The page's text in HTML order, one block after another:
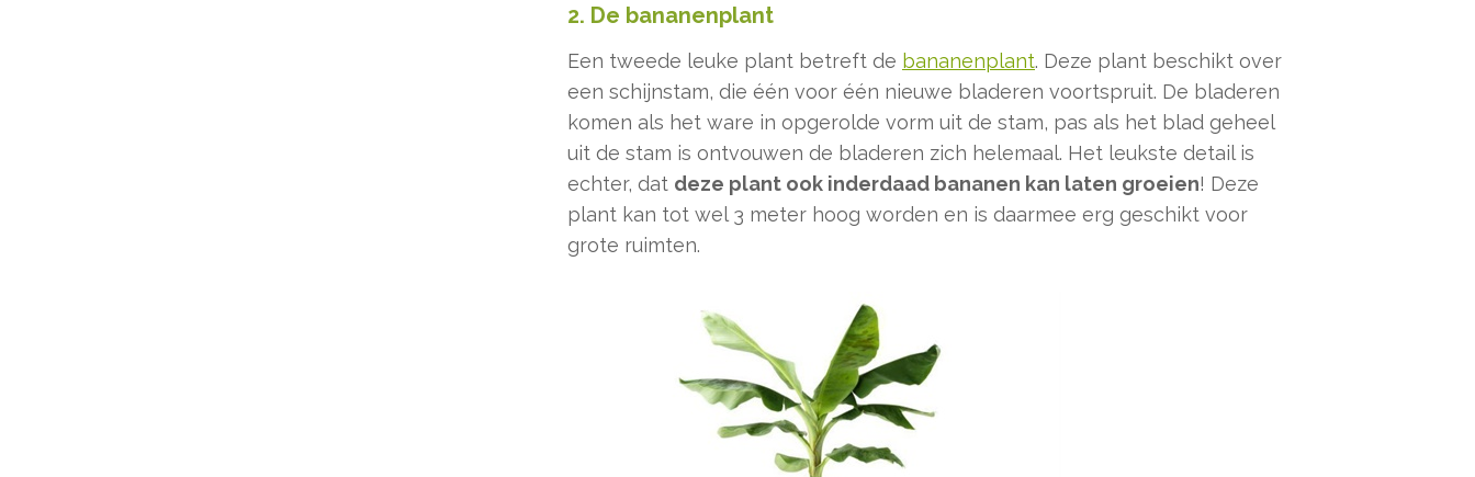
2. De bananenplant
Een tweede leuke plant betreft de bananenplant. Deze plant beschikt over
een schijnstam, die één voor één nieuwe bladeren voortspruit. De bladeren
komen als het ware in opgerolde vorm uit de stam, pas als het blad geheel
uit de stam is ontvouwen de bladeren zich helemaal. Het leukste detail is
echter, dat deze plant ook inderdaad bananen kan laten groeien! Deze
plant kan tot wel 3 meter hoog worden en is daarmee erg geschikt voor
grote ruimten.